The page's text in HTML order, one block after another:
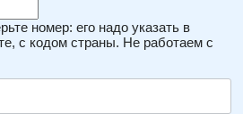
номер: его надо указать в
с кодом страны. Не работаем с